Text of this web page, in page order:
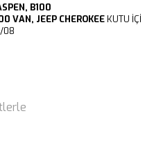
B100
VAN, JEEP CHEROKEEKUTU İÇİ
08